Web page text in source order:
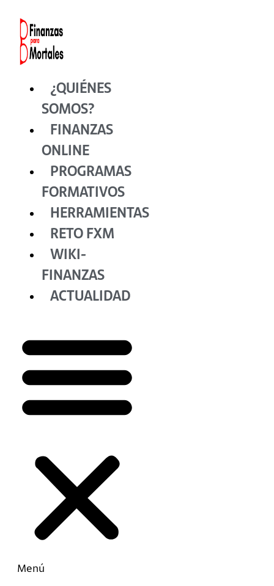
contenido
¿QUIÉNES
SOMOS?
FINANZAS
ONLINE
PROGRAMAS
FORMATIVOS
HERRAMIENTAS
RETO FXM
WIKI-
FINANZAS
ACTUALIDAD
Menú